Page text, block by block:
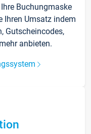
Buchungmaske
Ihren Umsatz indem
Gutscheincodes,
anbieten.